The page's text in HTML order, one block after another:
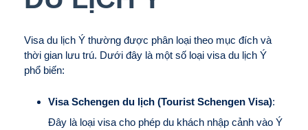
Visa du lịch Ý thường được phân loại theo mục đích và
thời gian lưu trú. Dưới đây là một số loại visa du lịch Ý
phổ biến:
Visa Schengen du lịch (Tourist Schengen Visa):
Đây là loại visa cho phép du khách nhập cảnh vào Ý